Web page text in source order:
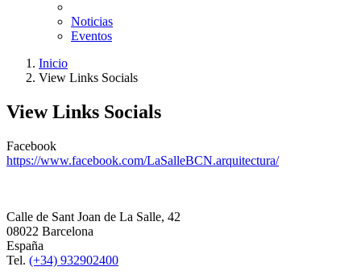
Noticias
Eventos
Inicio
View Links Socials
View Links Socials
Facebook
https://www.facebook.com/LaSalleBCN.arquitectura/
Calle de Sant Joan de La Salle, 42
08022 Barcelona
España
Tel. (+34) 932902400